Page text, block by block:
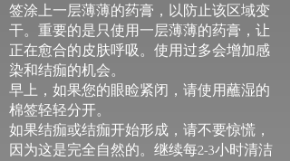
签涂上一层薄薄的药膏，以防止该区域变
干。重要的是只使用一层薄薄的药膏，让
正在愈合的皮肤呼吸。使用过多会增加感
染和结痂的机会。
早上，如果您的眼睑紧闭，请使用蘸湿的
棉签轻轻分开。
如果结痂或结痂开始形成，请不要惊慌，
因为这是完全自然的。继续每2-3小时清洁